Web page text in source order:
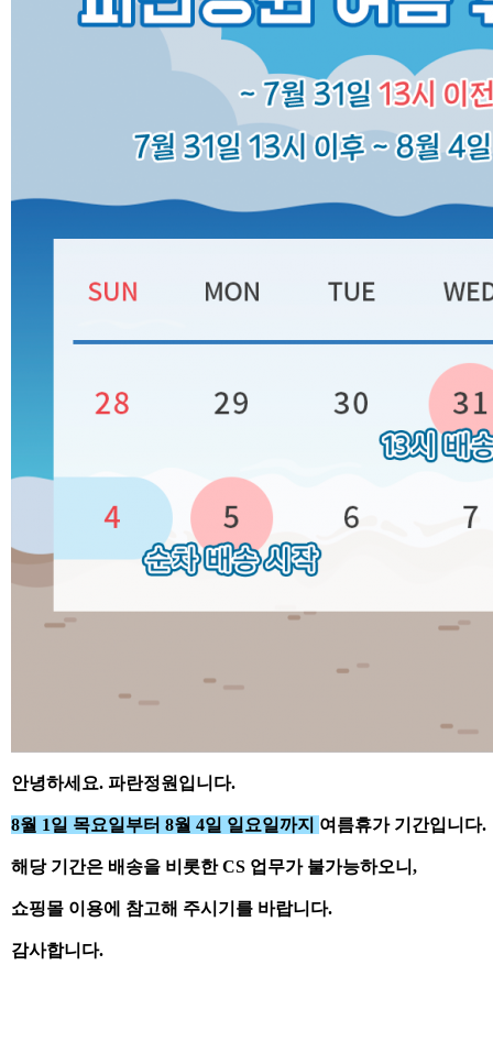
안녕하세요. 파란정원입니다.
8월 1일 목요일부터 8월 4일 일요일까지 여름휴가 기간입니다.
해당 기간은 배송을 비롯한 CS 업무가 불가능하오니,
쇼핑몰 이용에 참고해 주시기를 바랍니다.
감사합니다.